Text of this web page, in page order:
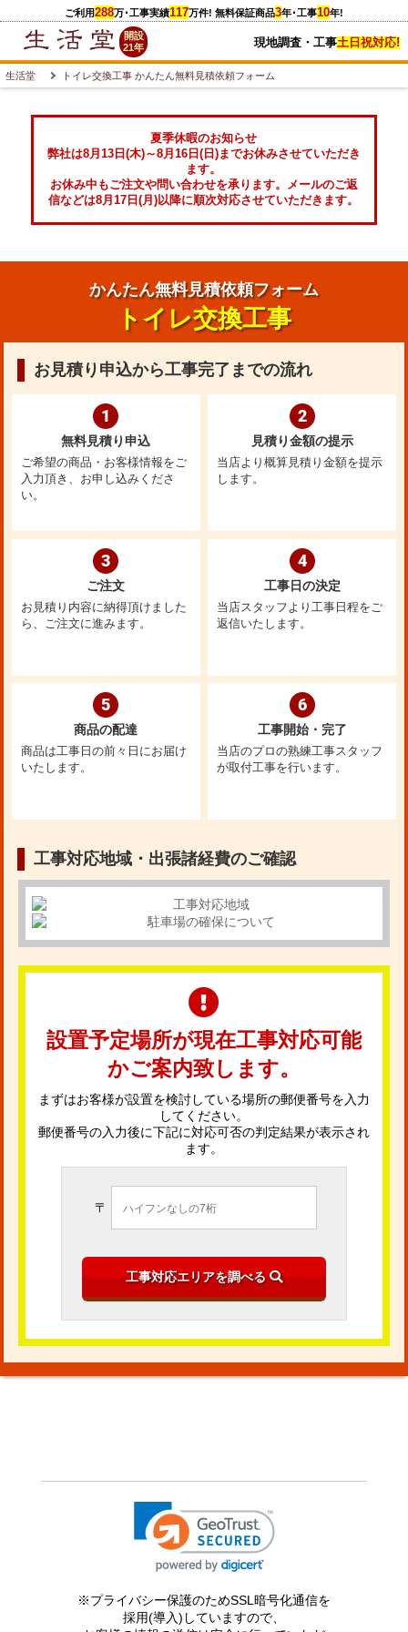
ご利用288万･工事実績117万件! 無料保証商品3年･工事10年!
開設
21年
現地調査・工事土日祝対応!
生活堂 トイレ交換工事 かんたん無料見積依頼フォーム
夏季休暇のお知らせ
弊社は8月13日(木)～8月16日(日)までお休みさせていただき
ます。
お休み中もご注文や問い合わせを承ります。メールのご返
信などは8月17日(月)以降に順次対応させていただきます。
かんたん無料見積依頼フォーム
トイレ交換工事
お見積り申込から工事完了までの流れ
1
無料見積り申込
ご希望の商品・お客様情報をご
入力頂き、お申し込みくださ
い。
2
見積り金額の提示
当店より概算見積り金額を提示
します。
3
ご注文
お見積り内容に納得頂けました
ら、ご注文に進みます。
4
工事日の決定
当店スタッフより工事日程をご
返信いたします。
5
商品の配達
商品は工事日の前々日にお届け
いたします。
6
工事開始・完了
当店のプロの熟練工事スタッフ
が取付工事を行います。
工事対応地域・出張諸経費のご確認
設置予定場所が現在工事対応可能
かご案内致します。
まずはお客様が設置を検討している場所の郵便番号を入力
してください。
郵便番号の入力後に下記に対応可否の判定結果が表示され
ます。
〒
※プライバシー保護のためSSL暗号化通信を
採用(導入)していますので、